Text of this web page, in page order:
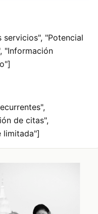
"Potencial
"Información
de citas",
limitada"]